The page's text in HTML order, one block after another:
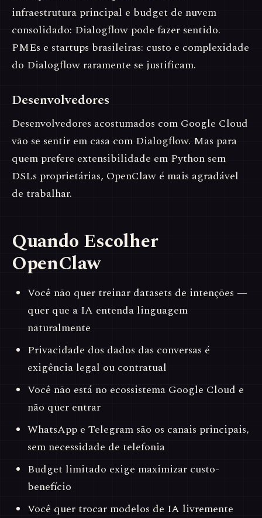
infraestrutura principal e budget de nuvem
consolidado: Dialogflow pode fazer sentido.
PMEs e startups brasileiras: custo e complexidade
do Dialogflow raramente se justificam.
Desenvolvedores
Desenvolvedores acostumados com Google Cloud
vão se sentir em casa com Dialogflow. Mas para
quem prefere extensibilidade em Python sem
DSLs proprietárias, OpenClaw é mais agradável
de trabalhar.
Quando Escolher
OpenClaw
Você não quer treinar datasets de intenções —
quer que a IA entenda linguagem
naturalmente
Privacidade dos dados das conversas é
exigência legal ou contratual
Você não está no ecossistema Google Cloud e
não quer entrar
WhatsApp e Telegram são os canais principais,
sem necessidade de telefonia
Budget limitado exige maximizar custo-
benefício
Você quer trocar modelos de IA livremente